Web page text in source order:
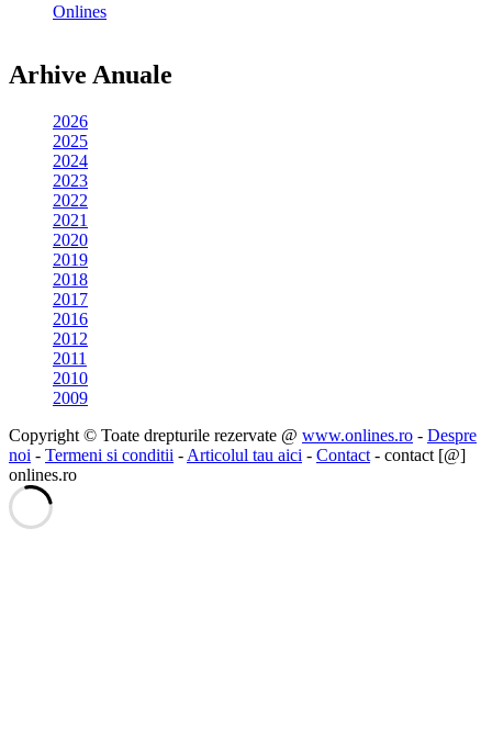
Onlines
Arhive Anuale
2026
2025
2024
2023
2022
2021
2020
2019
2018
2017
2016
2012
2011
2010
2009
Copyright © Toate drepturile rezervate @ www.onlines.ro - Despre
noi - Termeni si conditii - Articolul tau aici - Contact - contact [@]
onlines.ro